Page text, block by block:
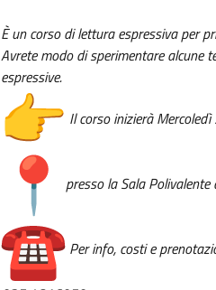
È un corso di lettura espressiva per
Avrete modo di sperimentare alcune
espressive.
Il corso inizierà
presso la Sala
Per info, costi e